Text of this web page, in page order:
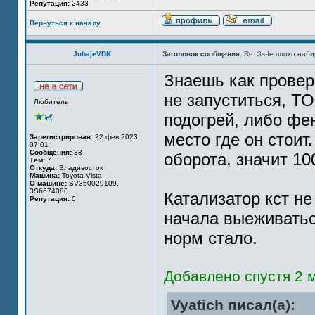
Репутация: 2433
Вернуться к началу
JubajeVDK Заголовок сообщения: Re: 3s-fe плохо
Любитель
Зарегистрирован: 22 фев 2023,
07:01
Сообщения: 33
Тем: 7
Откуда: Владивосток
Машина: Toyota Vista
О машине: SV350029109,
3S6674080
Репутация: 0
Знаешь как
не запуститься,
подогрей, либо
место где он
оборота, значит
Катализатор кст
начала
норм стало.
Добавлено спустя 2
Vyatich писал(а):